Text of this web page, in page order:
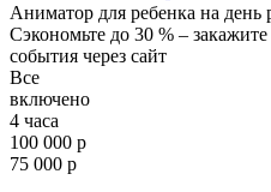
Аниматор для ребенка на
Сэкономьте до 30 % –
события через сайт
Все
включено
4 часа
100 000 р
75 000 р